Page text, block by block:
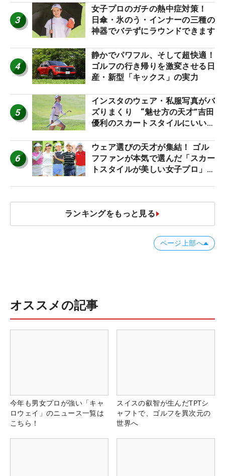
3
女子プロのガチの熱中症対策！
日傘・氷のう・インナーの三種の
神器でバテずにラウンドできます
4
静かでパワフル、そして超快適！
ゴルフの行き帰りを激変させる日
産・新型「キックス」の実力
5
インスタのウェア・私服写真がバ
ズりまくり “魅せ方の天才”吉田
優利のスカートスタイルにいい
6
ウェア選びの天才が集結！ ゴル
フファンが本気で選んだ「スカー
トスタイルが美しい女子プロ」神
ランキングをもっと見る
ページ上部へ
オススメの記事
今年も男女プロが強い「キャ
ロウェイ」のニュース一覧は
こちら！
スイスの叡智が生んだTPTシ
ャフトで、ゴルフを異次元の
世界へ